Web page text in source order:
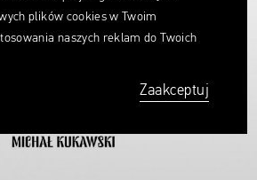
plików cookies w Twoim
naszych reklam do Twoich
Zaakceptuj